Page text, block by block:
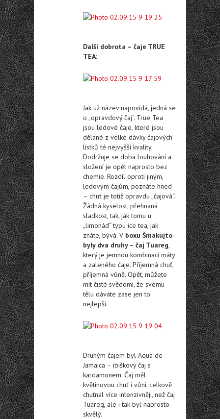
Další dobrota – čaje TRUE
TEA:
Jak už název napovídá, jedná se
o „opravdový čaj“. True Tea
jsou ledové čaje, které jsou
dělané z velké dávky čajových
lístků té nejvyšší kvality.
Dodržuje se doba louhování a
složení je opět naprosto bez
chemie. Rozdíl oproti jiným,
ledovým čajům, poznáte hned
– chuť je totiž opravdu „čajová“.
Žádná kyselost, přehnaná
sladkost, tak, jak tomu u
„limonád“ typu ice tea, jak
znáte, bývá. V boxu Šmakujto
byly dva druhy – čaj Tuareg
který je jemnou kombinací máty
a zaleného čaje. Příjemná chuť,
příjemná vůně. Opět, můžete
mít čisté svědomí, že svému
tělu dáváte zase jen to
nejlepší.
Druhým čajem byl Aqua de
Jamaica – ibiškový čaj s
kardamonem. Čaj měl
květinovou chuť i vůni, celkově
chutnal více intenzivněji, než čaj
Tuareg, ale i tak byl naprosto
skvělý.